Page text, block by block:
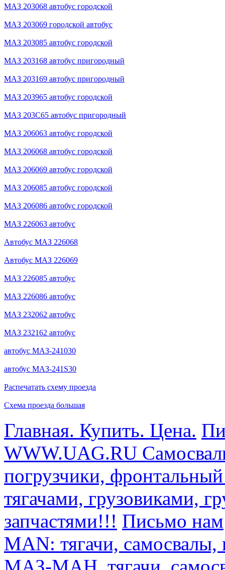
МАЗ 203068 автобус городской
МАЗ 203069 городской автобус
МАЗ 203085 автобус городской
МАЗ 203168 автобус пригородный
МАЗ 203169 автобус пригородный
МАЗ 203965 автобус городской
МАЗ 203С65 автобус пригородный
МАЗ 206063 автобус городской
МАЗ 206068 автобус городской
МАЗ 206069 автобус городской
МАЗ 206085 автобус городской
МАЗ 206086 автобус городской
МАЗ 226063 автобус
Автобус МАЗ 226068
Автобус МАЗ 226069
МАЗ 226085 автобус
МАЗ 226086 автобус
МАЗ 232062 автобус
МАЗ 232162 автобус
автобус МАЗ-241030
автобус МАЗ-241S30
Распечатать схему проезда
Схема проезда большая
Главная. Купить. Цена.
WWW.UAG.RU
погрузчики,
тягачами, грузовиками,
запчастями!!! Письмо нам
MAN: тягачи, самосвалы,